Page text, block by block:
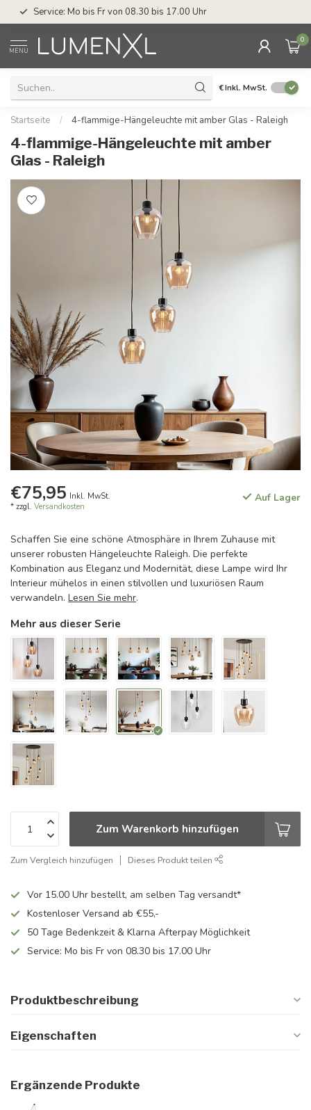
Service: Mo bis Fr von 08.30 bis 17.00 Uhr
MENU
0
€Inkl. MwSt.
Startseite / 4-flammige-Hängeleuchte mit amber Glas - Raleigh
4-flammige-Hängeleuchte mit amber
Glas - Raleigh
€75,95 Inkl. MwSt.
* zzgl. Versandkosten
Auf Lager
Schaffen Sie eine schöne Atmosphäre in Ihrem Zuhause mit
unserer robusten Hängeleuchte Raleigh. Die perfekte
Kombination aus Eleganz und Modernität, diese Lampe wird Ihr
Interieur mühelos in einen stilvollen und luxuriösen Raum
verwandeln. Lesen Sie mehr.
Mehr aus dieser Serie
Zum Warenkorb hinzufügen
Zum Vergleich hinzufügen Dieses Produkt teilen
Vor 15.00 Uhr bestellt, am selben Tag versandt*
Kostenloser Versand ab €55,-
50 Tage Bedenkzeit & Klarna Afterpay Möglichkeit
Service: Mo bis Fr von 08.30 bis 17.00 Uhr
Produktbeschreibung
Eigenschaften
Ergänzende Produkte